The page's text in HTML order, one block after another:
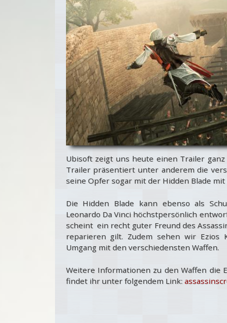
Ubisoft zeigt uns heute einen Trailer
Trailer präsentiert unter anderem die
seine Opfer sogar mit der Hidden Blade
Die Hidden Blade kann ebenso als
Leonardo Da Vinci höchstpersönlich
scheint ein recht guter Freund des
reparieren gilt. Zudem sehen wir Ezios
Umgang mit den verschiedensten Waffen.
Weitere Informationen zu den Waffen die
findet ihr unter folgendem Link: